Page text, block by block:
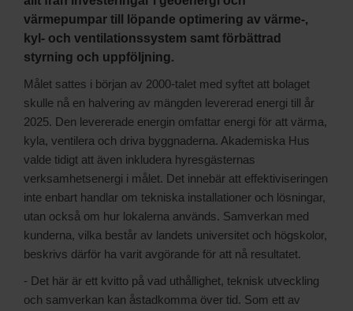
värmepumpar till löpande optimering av värme-,
kyl- och ventilationssystem samt förbättrad
styrning och uppföljning.
Målet sattes i början av 2000-talet med syftet att bolaget
skulle nå en halvering av mängden levererad energi till år
2025. Den levererade energin omfattar energi för att värma,
kyla, ventilera och driva byggnaderna. Akademiska Hus
valde tidigt att även inkludera hyresgästernas
verksamhetsenergi i målet. Det innebär att effektiviseringen
inte enbart handlar om tekniska installationer och lösningar,
utan också om hur lokalerna används. Samverkan med
kunderna, vilka består av landets universitet och högskolor,
beskrivs därför ha varit avgörande för att nå resultatet.
- Det här är ett kvitto på vad uthållighet, teknisk utveckling
och samverkan kan åstadkomma över tid. Som ett av